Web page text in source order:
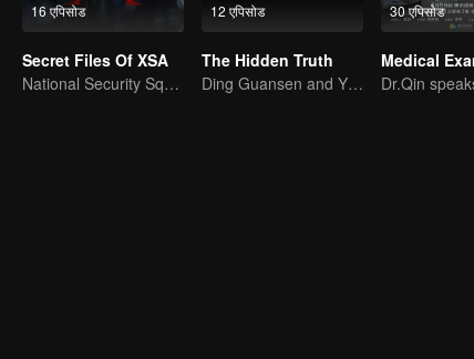
16 एपिसोड
Secret Files Of XSA
National Security Squad Smashes Spy Conspiracy
12 एपिसोड
The Hidden Truth
Ding Guansen and Yin Xiaotian star in this gritty crime thriller centered on a long-buried cold case.
30 एपिसोड